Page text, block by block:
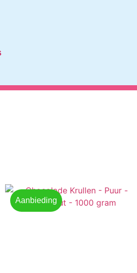
Aanbieding